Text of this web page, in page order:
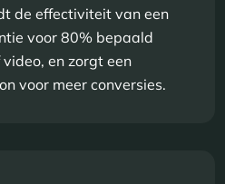
de effectiviteit van een
voor 80% bepaald
en zorgt een
voor meer conversies.